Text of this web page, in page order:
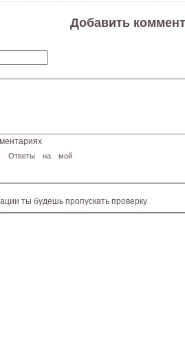
Добавить
Ответы на мой
ты будешь пропускать проверку